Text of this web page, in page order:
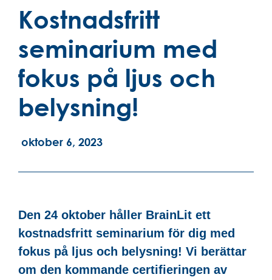
Kostnadsfritt
seminarium med
fokus på ljus och
belysning!
oktober 6, 2023
Den 24 oktober håller BrainLit ett
kostnadsfritt seminarium för dig med
fokus på ljus och belysning! Vi berättar
om den kommande certifieringen av